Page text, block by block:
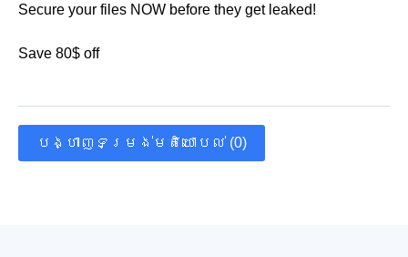
Secure your files NOW before they get leaked!
Save 80$ off
បង្ហាញទម្រង់មតិយោបល់ (0)